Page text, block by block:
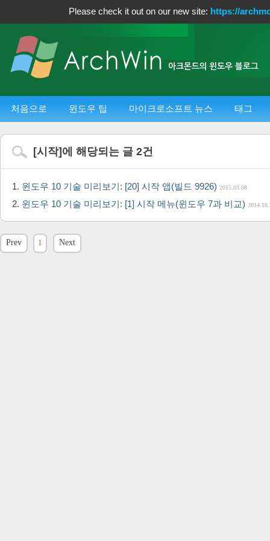
Please check it out on our new site: https://
처음으로 윈도우 팁 마이크로소프트 뉴스 태그
[시작]에 해당되는 글 2건
윈도우 10 기술 미리보기: [20] 시작 앱(빌드 9926) 2015.03.08
윈도우 10 기술 미리보기: [1] 시작 메뉴(윈도우 7과 비교)
Prev 1 Next